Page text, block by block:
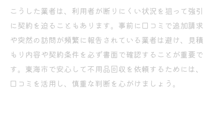
こうした業者は、利用者が断りにくい状況を狙って強引
に契約を迫ることもあります。事前に口コミで追加請求
や突然の訪問が頻繁に報告されている業者は避け、見積
もり内容や契約条件を必ず書面で確認することが重要で
す。東海市で安心して不用品回収を依頼するためには、
口コミを活用し、慎重な判断を心がけましょう。